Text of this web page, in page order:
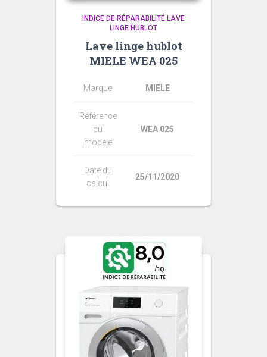
INDICE DE RÉPARABILITÉ LAVE
LINGE HUBLOT
Lave linge hublot
MIELE WEA 025
Marque MIELE
Référence
du
modèle
WEA 025
Date du
calcul
25/11/2020